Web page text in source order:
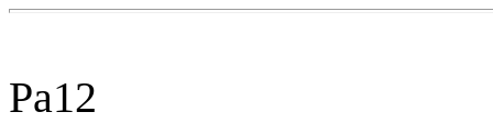
Pa12